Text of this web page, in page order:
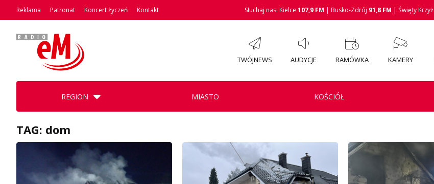
Reklama Patronat Koncert życzeń Kontakt Słuchaj nas: Kielce 107,9 FM | Busko-Zdrój 91,8 FM | Święty Krzyż
TWÓJNEWS AUDYCJE RAMÓWKA KAMERY
REGION MIASTO KOŚCIÓŁ
TAG: dom